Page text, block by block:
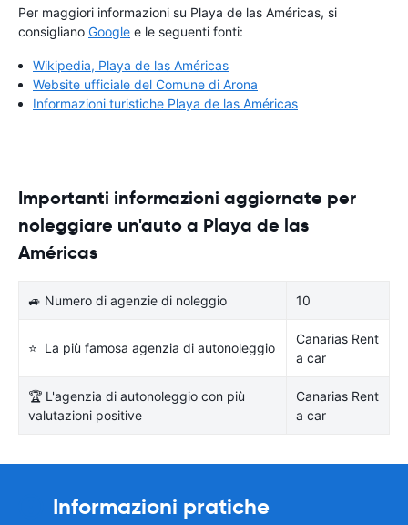
Per maggiori informazioni su Playa de las Américas, si
consigliano Google e le seguenti fonti:
Wikipedia, Playa de las Américas
Website ufficiale del Comune di Arona
Informazioni turistiche Playa de las Américas
Importanti informazioni aggiornate per
noleggiare un'auto a Playa de las
Américas
🚙 Numero di agenzie di noleggio 10
⭐ La più famosa agenzia di autonoleggio
Canarias Rent
a car
🏆 L'agenzia di autonoleggio con più
valutazioni positive
Canarias Rent
a car
Informazioni pratiche